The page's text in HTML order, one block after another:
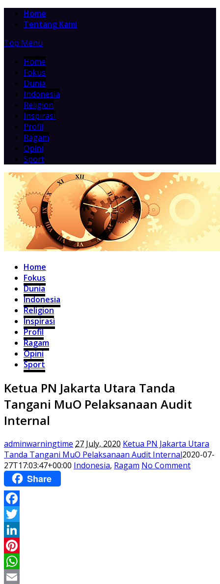
Home
Tentang Kami
Top Menu
Home
Fokus
Dunia
Indonesia
Religion
Inspirasi
Profil
Ragam
Opini
Sport
Home
Fokus
Dunia
Indonesia
Religion
Inspirasi
Profil
Ragam
Opini
Sport
Ketua PN Jakarta Utara Tanda
Tangani MuO Pelaksanaan Audit
Internal
adminwarningtime 27 July, 2020 Ketua PN Jakarta Utara
Tanda Tangani MuO Pelaksanaan Audit Internal2020-07-
27T17:03:47+00:00 Indonesia, Ragam No Comment
Share
Facebook
Twitter
LinkedIn
Pinterest
WhatsApp